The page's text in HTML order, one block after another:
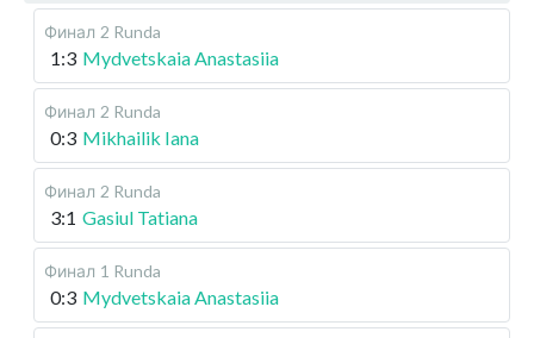
Финал 2 Runda
1:3 Mydvetskaia Anastasiia
Финал 2 Runda
0:3 Mikhailik Iana
Финал 2 Runda
3:1 Gasiul Tatiana
Финал 1 Runda
0:3 Mydvetskaia Anastasiia